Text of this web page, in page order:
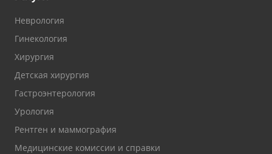
Неврология
Гинекология
Хирургия
Детская хирургия
Гастроэнтерология
Урология
Рентген и маммография
Медицинские комиссии и справки